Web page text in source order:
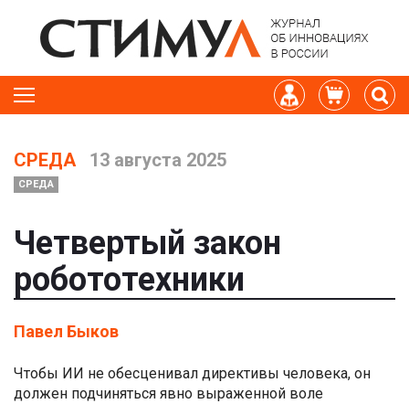
СРЕДА 13 августа 2025
СРЕДА
Четвертый закон
робототехники
Павел Быков
Чтобы ИИ не обесценивал директивы человека, он
должен подчиняться явно выраженной воле